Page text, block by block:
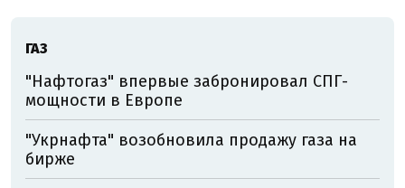
ГАЗ
"Нафтогаз" впервые забронировал СПГ-
мощности в Европе
"Укрнафта" возобновила продажу газа на
бирже